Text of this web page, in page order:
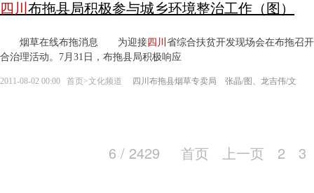
四川 布拖县局积极参与城乡环境整治工作（图）
烟草在线布拖消息 为迎接四川 省综合扶贫开发现场会在布拖召
合治理活动。7月31日，布拖县局积极响应
2011-08-02 00:00 首页>文化频道 四川布拖县烟草专卖局 张晶/图、龙吉伟/文
6 / 2429 首页 上一页 2 3